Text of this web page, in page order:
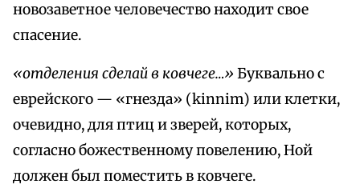
новозаветное человечество находит свое
спасение.
«отделения сделай в ковчеге…» Буквально с
еврейского — «гнезда» (kinnim) или клетки,
очевидно, для птиц и зверей, которых,
согласно божественному повелению, Ной
должен был поместить в ковчеге.